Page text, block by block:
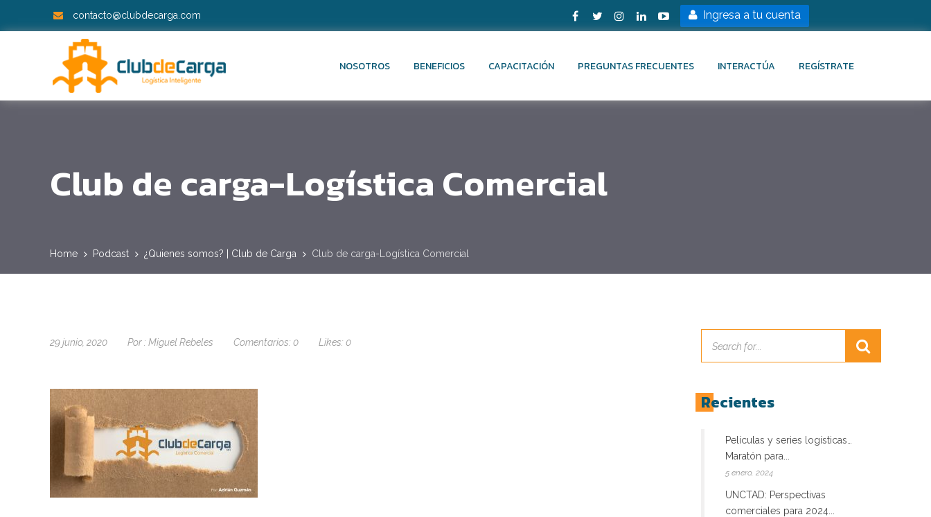
contacto@clubdecarga.com Ingresa a tu cuenta
NOSOTROS BENEFICIOS CAPACITACIÓN PREGUNTAS FRECUENTES INTERACTÚA REGÍSTRATE
Club de carga-Logística Comercial
Home Podcast ¿Quienes somos? | Club de Carga Club de carga-Logística Comercial
29 junio, 2020 Por : Miguel Rebeles Comentarios: 0 Likes: 0
Recientes
Películas y series logísticas…
Maratón para...
5 enero, 2024
UNCTAD: Perspectivas
comerciales para 2024...